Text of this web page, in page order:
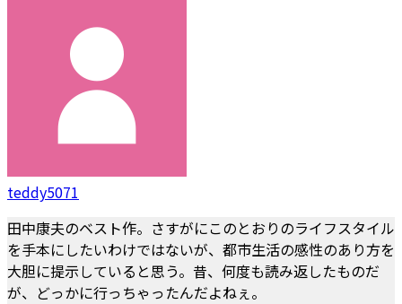
teddy5071
田中康夫のベスト作。さすがにこのとおりのライフスタイル
を手本にしたいわけではないが、都市生活の感性のあり方を
大胆に提示していると思う。昔、何度も読み返したものだ
が、どっかに行っちゃったんだよねぇ。